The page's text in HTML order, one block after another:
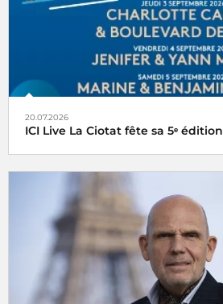
20.07.2026
ICI Live La Ciotat fête sa 5ᵉ édition